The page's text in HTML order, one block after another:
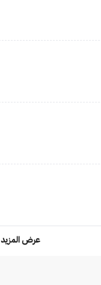
عرض المزيد